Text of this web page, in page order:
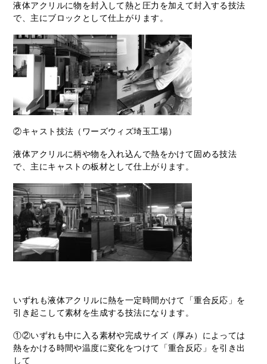
液体アクリルに物を封入して熱と圧力を加えて封入する技法
で、主にブロックとして仕上がります。
②キャスト技法（ワーズウィズ埼玉工場）
液体アクリルに柄や物を入れ込んで熱をかけて固める技法
で、主にキャストの板材として仕上がります。
いずれも液体アクリルに熱を一定時間かけて「重合反応」を
引き起こして素材を生成する技法になります。
①②いずれも中に入る素材や完成サイズ（厚み）によっては
熱をかける時間や温度に変化をつけて「重合反応」を引き出
して